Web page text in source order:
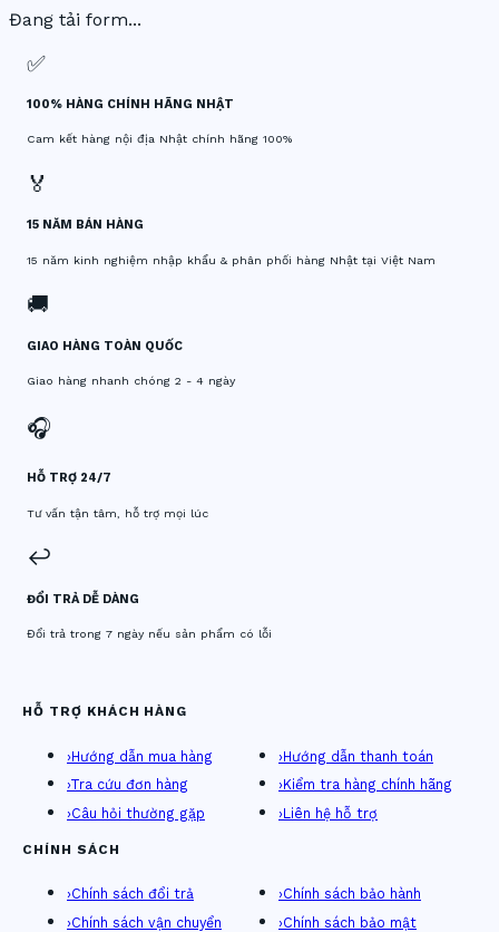
Đang tải form...
✅
100% HÀNG CHÍNH HÃNG NHẬT
Cam kết hàng nội địa Nhật chính hãng 100%
🏅
15 NĂM BÁN HÀNG
15 năm kinh nghiệm nhập khẩu & phân phối hàng Nhật tại Việt Nam
🚚
GIAO HÀNG TOÀN QUỐC
Giao hàng nhanh chóng 2 - 4 ngày
🎧
HỖ TRỢ 24/7
Tư vấn tận tâm, hỗ trợ mọi lúc
↩️
ĐỔI TRẢ DỄ DÀNG
Đổi trả trong 7 ngày nếu sản phẩm có lỗi
HỖ TRỢ KHÁCH HÀNG
›Hướng dẫn mua hàng ›Hướng dẫn thanh toán
›Tra cứu đơn hàng ›Kiểm tra hàng chính hãng
›Câu hỏi thường gặp ›Liên hệ hỗ trợ
CHÍNH SÁCH
›Chính sách đổi trả ›Chính sách bảo hành
›Chính sách vận chuyển ›Chính sách bảo mật